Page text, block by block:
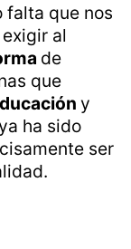
falta que nos
al
de
que
y
ha sido
ser